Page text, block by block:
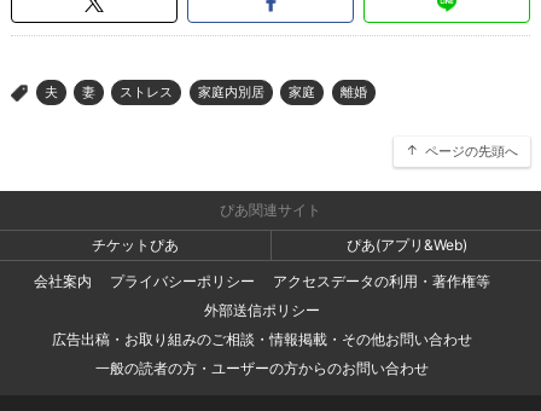
> 夫 妻 ストレス 家庭内別居 家庭 離婚
ページの先頭へ
ぴあ関連サイト
チケットぴあ
ぴあ(アプリ&Web)
会社案内
プライバシーポリシー
アクセスデータの利用・著作権等
外部送信ポリシー
広告出稿・お取り組みのご相談・情報掲載・その他お問い合わせ
一般の読者の方・ユーザーの方からのお問い合わせ